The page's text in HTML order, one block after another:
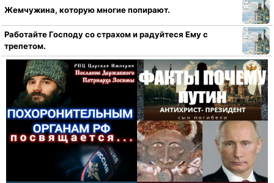
Жемчужина, которую многие попирают.
Работайте Господу со страхом и радуйтеся Ему с
трепетом.